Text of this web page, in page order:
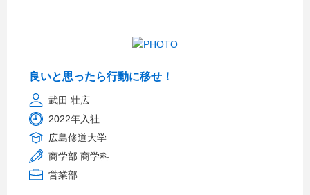
良いと思ったら行動に移せ！
武田 壮広
2022年入社
広島修道大学
商学部 商学科
営業部